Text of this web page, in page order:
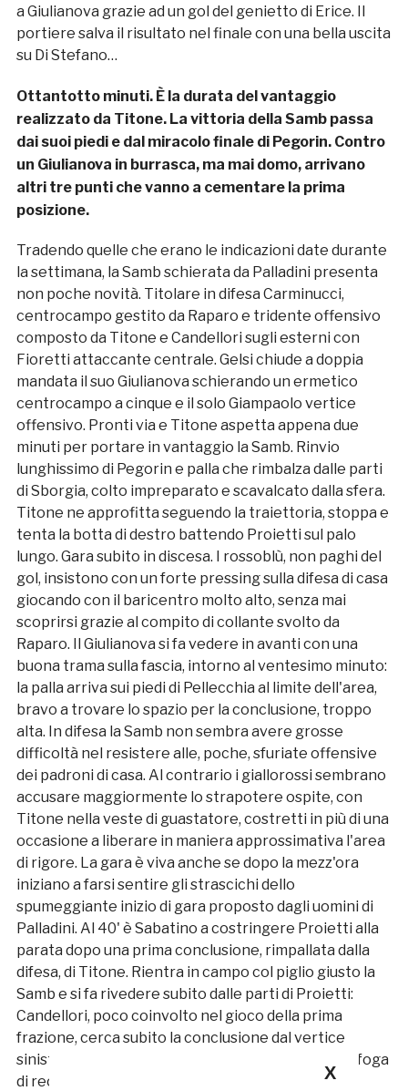
a Giulianova grazie ad un gol del genietto di Erice. Il
portiere salva il risultato nel finale con una bella uscita
su Di Stefano…
Ottantotto minuti. È la durata del vantaggio
realizzato da Titone. La vittoria della Samb passa
dai suoi piedi e dal miracolo finale di Pegorin. Contro
un Giulianova in burrasca, ma mai domo, arrivano
altri tre punti che vanno a cementare la prima
posizione.
Tradendo quelle che erano le indicazioni date durante
la settimana, la Samb schierata da Palladini presenta
non poche novità. Titolare in difesa Carminucci,
centrocampo gestito da Raparo e tridente offensivo
composto da Titone e Candellori sugli esterni con
Fioretti attaccante centrale. Gelsi chiude a doppia
mandata il suo Giulianova schierando un ermetico
centrocampo a cinque e il solo Giampaolo vertice
offensivo. Pronti via e Titone aspetta appena due
minuti per portare in vantaggio la Samb. Rinvio
lunghissimo di Pegorin e palla che rimbalza dalle parti
di Sborgia, colto impreparato e scavalcato dalla sfera.
Titone ne approfitta seguendo la traiettoria, stoppa e
tenta la botta di destro battendo Proietti sul palo
lungo. Gara subito in discesa. I rossoblù, non paghi del
gol, insistono con un forte pressing sulla difesa di casa
giocando con il baricentro molto alto, senza mai
scoprirsi grazie al compito di collante svolto da
Raparo. Il Giulianova si fa vedere in avanti con una
buona trama sulla fascia, intorno al ventesimo minuto:
la palla arriva sui piedi di Pellecchia al limite dell'area,
bravo a trovare lo spazio per la conclusione, troppo
alta. In difesa la Samb non sembra avere grosse
difficoltà nel resistere alle, poche, sfuriate offensive
dei padroni di casa. Al contrario i giallorossi sembrano
accusare maggiormente lo strapotere ospite, con
Titone nella veste di guastatore, costretti in più di una
occasione a liberare in maniera approssimativa l'area
di rigore. La gara è viva anche se dopo la mezz'ora
iniziano a farsi sentire gli strascichi dello
spumeggiante inizio di gara proposto dagli uomini di
Palladini. Al 40' è Sabatino a costringere Proietti alla
parata dopo una prima conclusione, rimpallata dalla
difesa, di Titone. Rientra in campo col piglio giusto la
Samb e si fa rivedere subito dalle parti di Proietti:
Candellori, poco coinvolto nel gioco della prima
frazione, cerca subito la conclusione dal vertice
sinistro dell'area, palla tra le mani del portiere. La foga
di recuperare i rossoblù porta i padroni di casa a
X